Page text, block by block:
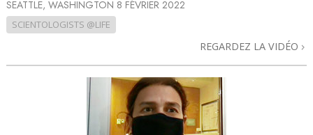
SEATTLE, WASHINGTON 8 FÉVRIER 2022
SCIENTOLOGISTS @LIFE
REGARDEZ LA VIDÉO